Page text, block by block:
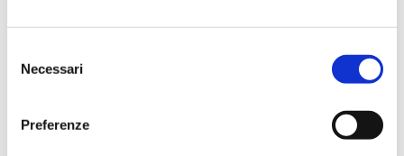
delNecessari
Preferenze
, offrendo opportunità a chi è
Creare legami comunitari più forti,
grazie alla partecipazione diretta delle